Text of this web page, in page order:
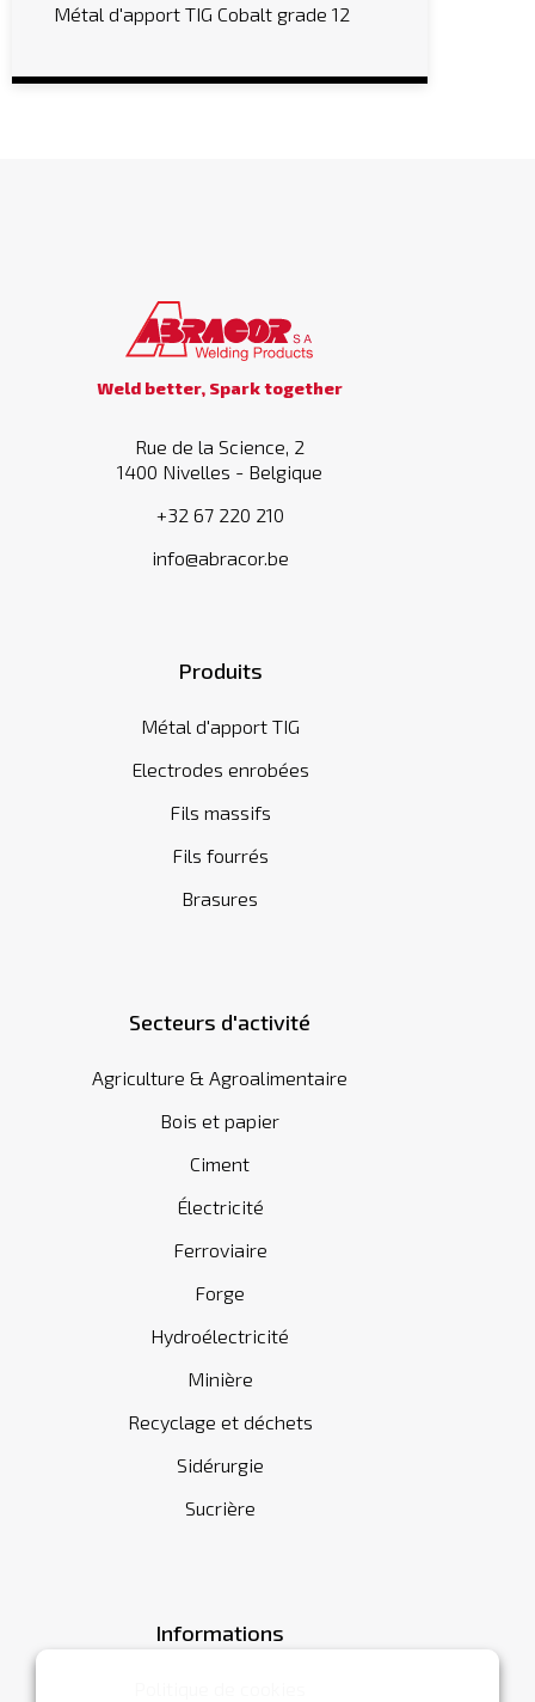
Métal d'apport TIG Cobalt grade 12
Weld better, Spark together
Rue de la Science, 2
1400 Nivelles - Belgique
+32 67 220 210
info@abracor.be
Produits
Métal d'apport TIG
Electrodes enrobées
Fils massifs
Fils fourrés
Brasures
Secteurs d'activité
Agriculture & Agroalimentaire
Bois et papier
Ciment
Électricité
Ferroviaire
Forge
Hydroélectricité
Minière
Recyclage et déchets
Sidérurgie
Sucrière
Informations